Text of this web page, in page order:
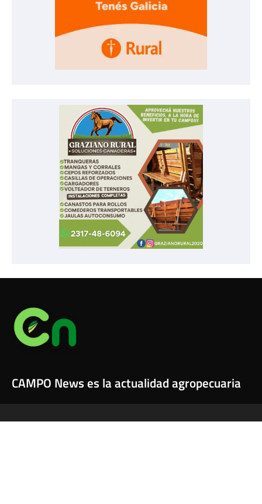
CAMPO News es la actualidad agropecuaria